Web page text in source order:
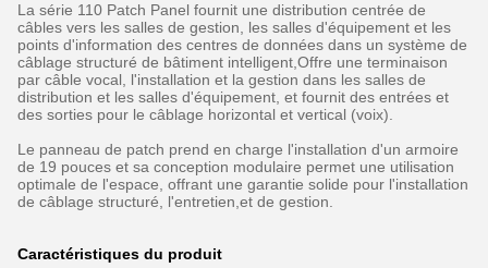
La série 110 Patch Panel fournit une distribution centrée de
câbles vers les salles de gestion, les salles d'équipement et les
points d'information des centres de données dans un système de
câblage structuré de bâtiment intelligent,Offre une terminaison
par câble vocal, l'installation et la gestion dans les salles de
distribution et les salles d'équipement, et fournit des entrées et
des sorties pour le câblage horizontal et vertical (voix).
Le panneau de patch prend en charge l'installation d'un armoire
de 19 pouces et sa conception modulaire permet une utilisation
optimale de l'espace, offrant une garantie solide pour l'installation
de câblage structuré, l'entretien,et de gestion.
Caractéristiques du produit